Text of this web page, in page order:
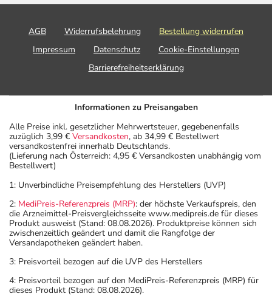
AGB Widerrufsbelehrung
Bestellung widerrufen
Impressum
Datenschutz
Cookie-Einstellungen
Barrierefreiheitserklärung
Informationen zu Preisangaben
Alle Preise inkl. gesetzlicher Mehrwertsteuer, gegebenenfalls
zuzüglich 3,99 € Versandkosten, ab 34,99 € Bestellwert
versandkostenfrei innerhalb Deutschlands.
(Lieferung nach Österreich: 4,95 € Versandkosten unabhängig vom
Bestellwert)
1: Unverbindliche Preisempfehlung des Herstellers (UVP)
2: MediPreis-Referenzpreis (MRP): der höchste Verkaufspreis, den
die Arzneimittel-Preisvergleichsseite www.medipreis.de für dieses
Produkt ausweist (Stand: 08.08.2026). Produktpreise können sich
zwischenzeitlich geändert und damit die Rangfolge der
Versandapotheken geändert haben.
3: Preisvorteil bezogen auf die UVP des Herstellers
4: Preisvorteil bezogen auf den MediPreis-Referenzpreis (MRP) für
dieses Produkt (Stand: 08.08.2026).